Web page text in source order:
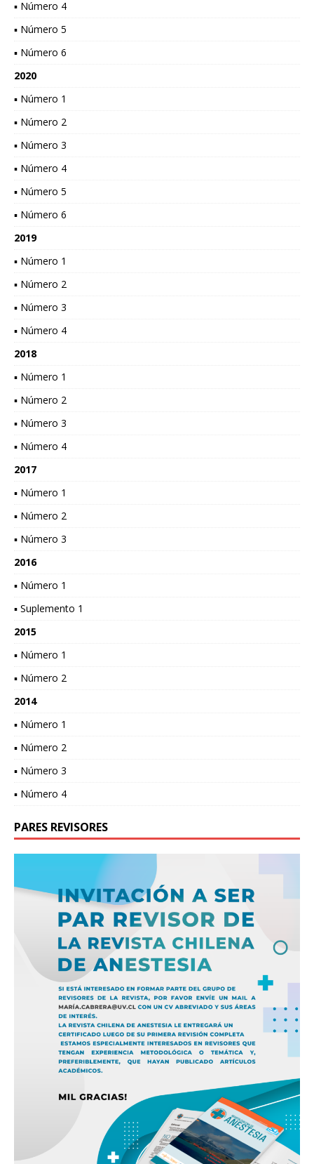
▪ Número 4
▪ Número 5
▪ Número 6
2020
▪ Número 1
▪ Número 2
▪ Número 3
▪ Número 4
▪ Número 5
▪ Número 6
2019
▪ Número 1
▪ Número 2
▪ Número 3
▪ Número 4
2018
▪ Número 1
▪ Número 2
▪ Número 3
▪ Número 4
2017
▪ Número 1
▪ Número 2
▪ Número 3
2016
▪ Número 1
▪ Suplemento 1
2015
▪ Número 1
▪ Número 2
2014
▪ Número 1
▪ Número 2
▪ Número 3
▪ Número 4
PARES REVISORES